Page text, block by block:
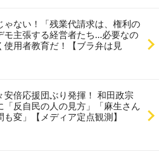
ゃない！「残業代請求は、権利の
モ主張する経営者たち...必要なの
使用者教育だ！【ブラ弁は見
安倍応援団ぶり発揮！ 和田政宗
「反自民の人の見方」「麻生さん
変」【メディア定点観測】